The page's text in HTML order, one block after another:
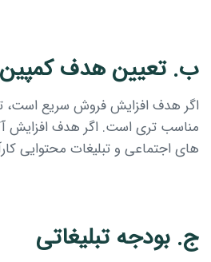
ب. تعیین هدف کمپین
اگر هدف افزایش فروش سریع است،
مناسب تری است. اگر هدف افزایش
های اجتماعی و تبلیغات محتوایی
ج. بودجه تبلیغاتی